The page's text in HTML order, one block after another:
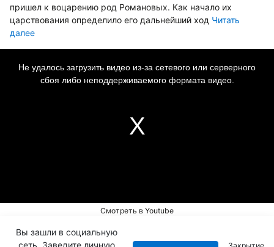
пришел к воцарению род Романовых. Как начало их
царствования определило его дальнейший ход Читать
далее
Не удалось загрузить видео из-за сетевого или серверного
сбоя либо неподдерживаемого формата видео.
Смотреть в Youtube
Другая история
Вы зашли в социальную
сеть. Заведите личную